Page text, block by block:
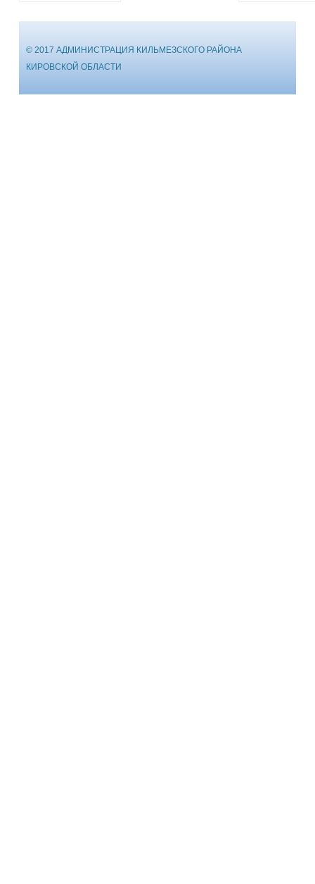
© 2017 АДМИНИСТРАЦИЯ КИЛЬМЕЗСКОГО РАЙОНА
КИРОВСКОЙ ОБЛАСТИ